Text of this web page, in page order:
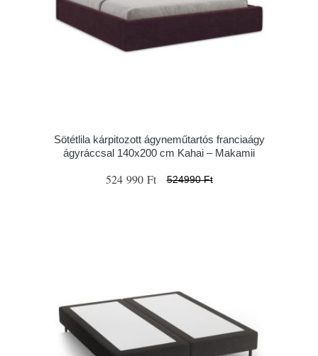
Sötétlila kárpitozott ágyneműtartós franciaágy
ágyráccsal 140x200 cm Kahai – Makamii
524 990 Ft 524990 Ft